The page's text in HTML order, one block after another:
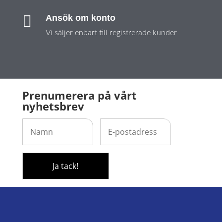
 Ansök om konto
Vi säljer enbart till registrerade kunder
Prenumerera på vårt
nyhetsbrev